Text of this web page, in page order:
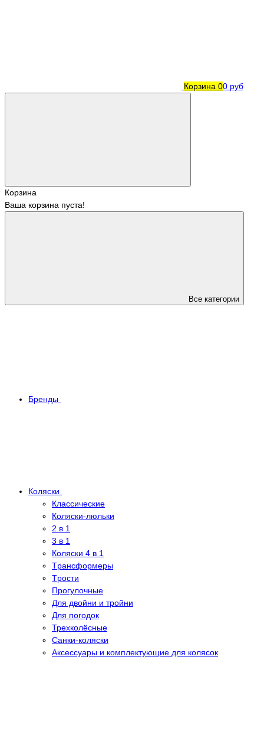
Корзина 00 руб
Корзина
Ваша корзина пуста!
Все категории
Бренды
Коляски
Классические
Коляски-люльки
2 в 1
3 в 1
Коляски 4 в 1
Tрансформеры
Tрости
Прогулочные
Для двойни и тройни
Для погодок
Трехколёсные
Санки-коляски
Аксессуары и комплектующие для колясок